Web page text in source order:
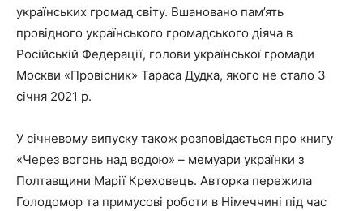
українських громад світу. Вшановано пам’ять
провідного українського громадського діяча в
Російській Федерації, голови української громади
Москви «Провісник» Тараса Дудка, якого не стало 3
січня 2021 р.
У січневому випуску також розповідається про книгу
«Через вогонь над водою» – мемуари українки з
Полтавщини Марії Креховець. Авторка пережила
Голодомор та примусові роботи в Німеччині під час